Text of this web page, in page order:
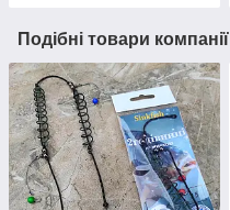
Подібні товари компанії